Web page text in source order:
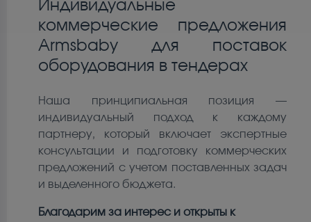
Индивидуальные
коммерческие предложения
Armsbaby для поставок
оборудования в тендерах
Наша принципиальная позиция —
индивидуальный подход к каждому
партнеру, который включает экспертные
консультации и подготовку коммерческих
предложений с учетом поставленных задач
и выделенного бюджета.
Благодарим за интерес и открыты к